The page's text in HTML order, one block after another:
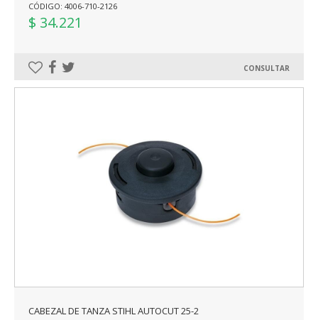
CÓDIGO: 4006-710-2126
$ 34.221
CONSULTAR
CABEZAL DE TANZA STIHL AUTOCUT 25-2